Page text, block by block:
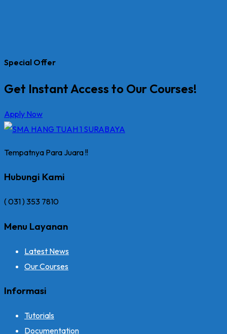
Special Offer
Get Instant Access to Our Courses!
Apply Now
Tempatnya Para Juara !!
Hubungi Kami
( 031 ) 353 7810
Menu Layanan
Latest News
Our Courses
Informasi
Tutorials
Documentation